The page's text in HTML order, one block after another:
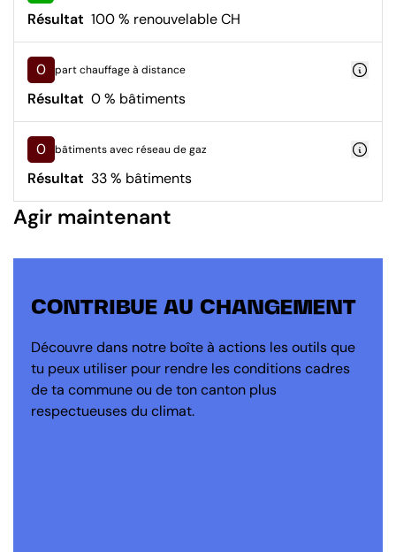
Résultat 100 % renouvelable CH
0 part chauffage à distance
Résultat 0 % bâtiments
0 bâtiments avec réseau de gaz
Résultat 33 % bâtiments
Agir maintenant
CONTRIBUE AU CHANGEMENT
Découvre dans notre boîte à actions les outils que
tu peux utiliser pour rendre les conditions cadres
de ta commune ou de ton canton plus
respectueuses du climat.